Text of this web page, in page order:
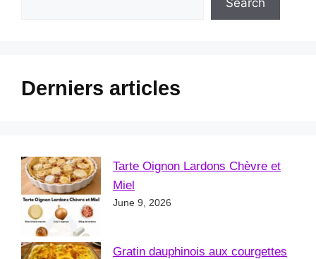
Derniers articles
Tarte Oignon Lardons Chèvre et
Miel
June 9, 2026
Gratin dauphinois aux courgettes